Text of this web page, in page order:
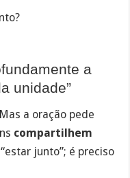
a
unidade”
a oração pede
compartilhem
junto”; é preciso